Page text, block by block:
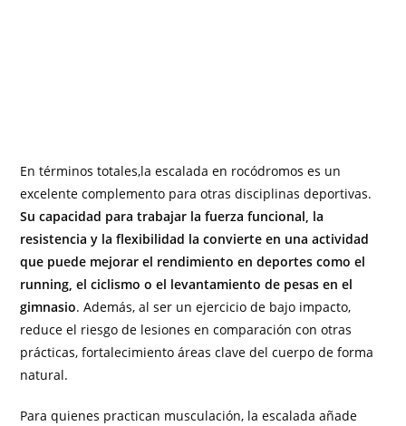
En términos totales,la escalada en rocódromos es un
excelente complemento para otras disciplinas deportivas.
Su capacidad para trabajar la fuerza funcional, la
resistencia y la flexibilidad la convierte en una actividad
que puede mejorar el rendimiento en deportes como el
running, el ciclismo o el levantamiento de pesas en el
gimnasio. Además, al ser un ejercicio de bajo impacto,
reduce el riesgo de lesiones en comparación con otras
prácticas, fortalecimiento áreas clave del cuerpo de forma
natural.
Para quienes practican musculación, la escalada añade